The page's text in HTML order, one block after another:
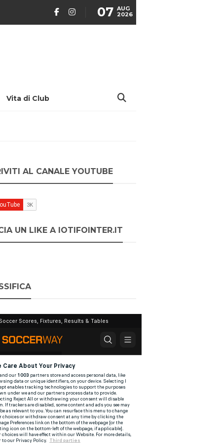
07 AUG
2026
Vita di Club
AL CANALE YOUTUBE
UN LIKE A IOTIFOINTER.IT